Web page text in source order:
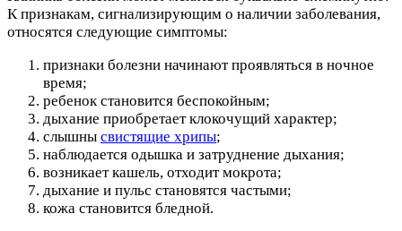
К признакам, сигнализирующим о наличии заболевания,
относятся следующие симптомы:
признаки болезни начинают проявляться в ночное
время;
ребенок становится беспокойным;
дыхание приобретает клокочущий характер;
слышны свистящие хрипы;
наблюдается одышка и затруднение дыхания;
возникает кашель, отходит мокрота;
дыхание и пульс становятся частыми;
кожа становится бледной.